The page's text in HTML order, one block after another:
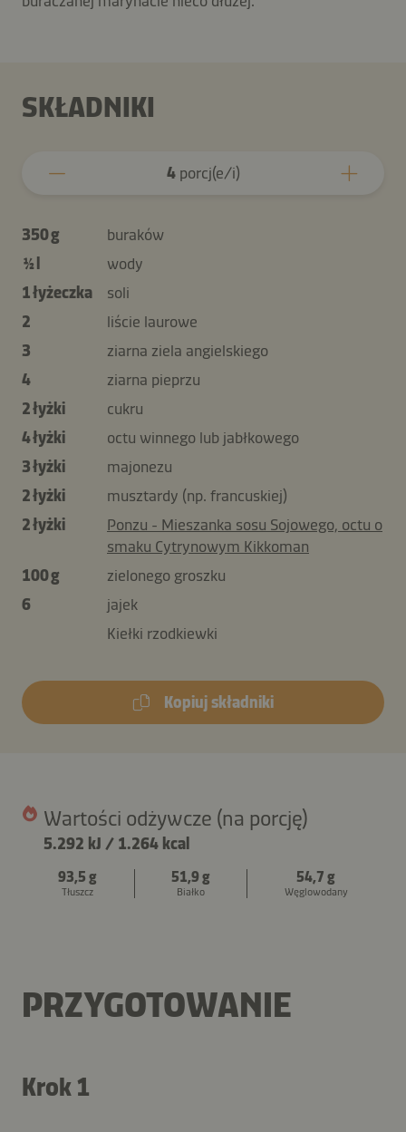
SKŁADNIKI
4porcj(e/i)
350 g
buraków
½ l
wody
1 łyżeczka
soli
2
liście laurowe
3
ziarna ziela angielskiego
4
ziarna pieprzu
2 łyżki
cukru
4 łyżki
octu winnego lub jabłkowego
3 łyżki
majonezu
2 łyżki
musztardy (np. francuskiej)
2 łyżki
Ponzu - Mieszanka sosu Sojowego, octu o
smaku Cytrynowym Kikkoman
100 g
zielonego groszku
6
jajek
Kiełki rzodkiewki
Kopiuj składniki
Wartości odżywcze (na porcję)
5.292 kJ / 1.264 kcal
93,5 g
Tłuszcz
51,9 g
Białko
54,7 g
Węglowodany
PRZYGOTOWANIE
Krok 1